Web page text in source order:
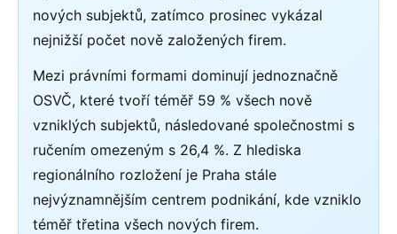
nových subjektů, zatímco prosinec vykázal
nejnižší počet nově založených firem.
Mezi právními formami dominují jednoznačně
OSVČ, které tvoří téměř 59 % všech nově
vzniklých subjektů, následované společnostmi s
ručením omezeným s 26,4 %. Z hlediska
regionálního rozložení je Praha stále
nejvýznamnějším centrem podnikání, kde vzniklo
téměř třetina všech nových firem.